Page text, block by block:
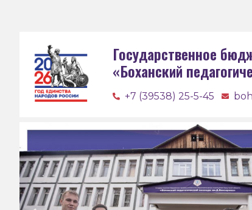
Государственное
«Боханский
+7 (39538) 25-5-45